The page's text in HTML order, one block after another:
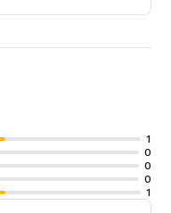
1
0
0
0
1